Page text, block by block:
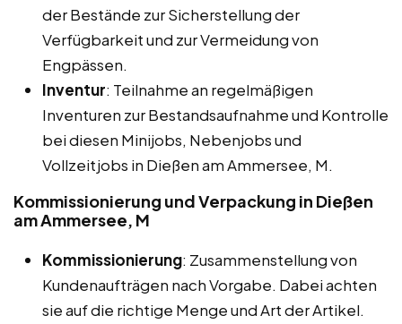
der Bestände zur Sicherstellung der
Verfügbarkeit und zur Vermeidung von
Engpässen.
Inventur: Teilnahme an regelmäßigen
Inventuren zur Bestandsaufnahme und Kontrolle
bei diesen Minijobs, Nebenjobs und
Vollzeitjobs in Dießen am Ammersee, M.
Kommissionierung und Verpackung in Dießen
am Ammersee, M
Kommissionierung: Zusammenstellung von
Kundenaufträgen nach Vorgabe. Dabei achten
sie auf die richtige Menge und Art der Artikel.